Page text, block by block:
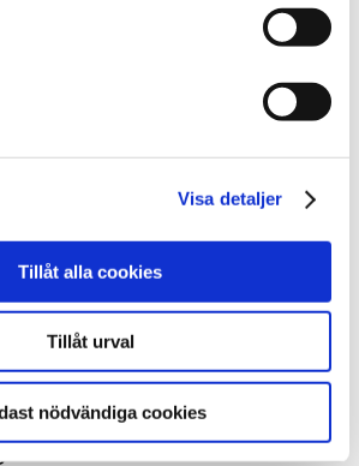
Visa detaljer
Tillåt alla cookies
Tillåt urval
nödvändiga cookies
första dagen
tillbaka hela investeringskostnaden. Man
Men besparingen kan kännas i
för att köpa värmepump, så kommer den
vara lägre än den driftskostnad man hade
amorteras av ökar besparingen